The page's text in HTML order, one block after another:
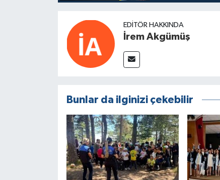
EDITÖR HAKKINDA
İrem Akgümüş
Bunlar da ilginizi çekebilir